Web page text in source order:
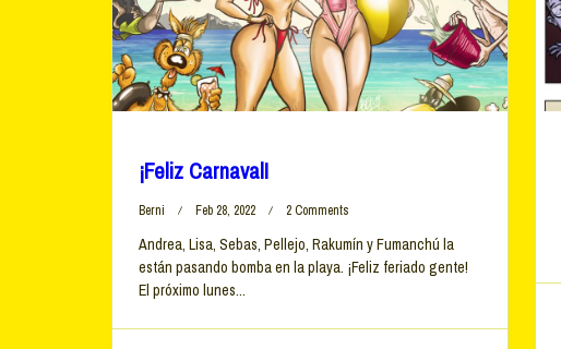
¡Feliz Carnaval!
Berni Feb 28, 2022 2 Comments
Carnaval!
Andrea, Lisa, Sebas, Pellejo, Rakumín y Fumanchú la
están pasando bomba en la playa. ¡Feliz feriado gente!
El próximo lunes...